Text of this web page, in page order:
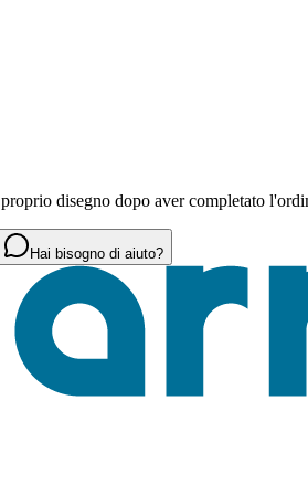
disegno dopo aver completato
Hai bisogno di aiuto?